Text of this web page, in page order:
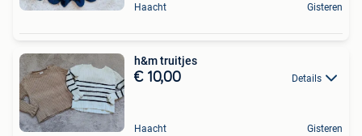
Haacht Gisteren
h&m truitjes
€ 10,00 Details
Haacht Gisteren